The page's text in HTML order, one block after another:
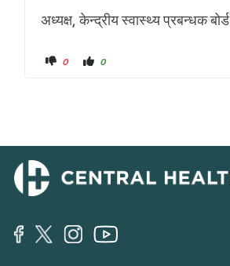
अध्यक्ष, केन्द्रीय स्वास्थ्य प्रबन्धक बोर्ड
थ
म्ब्स
ग
0 म
हो
0